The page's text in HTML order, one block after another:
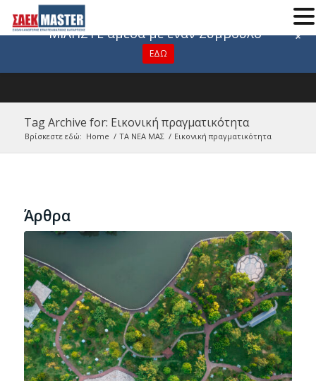
Tag Archive for: Εικονική πραγματικότητα
Βρίσκεστε εδώ: Home / ΤΑ ΝΕΑ ΜΑΣ / Εικονική πραγματικότητα
Άρθρα
Για οποιαδήποτε πληροφορία
ΜΙΛΗΣΤΕ άμεσα με έναν Σύμβουλο
ΕΔΩ
+